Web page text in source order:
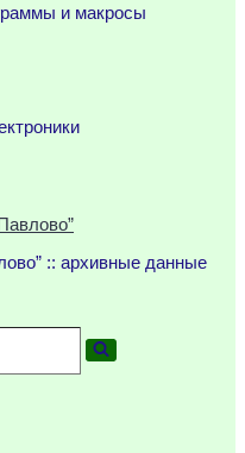
и макросы
:: архивные данные